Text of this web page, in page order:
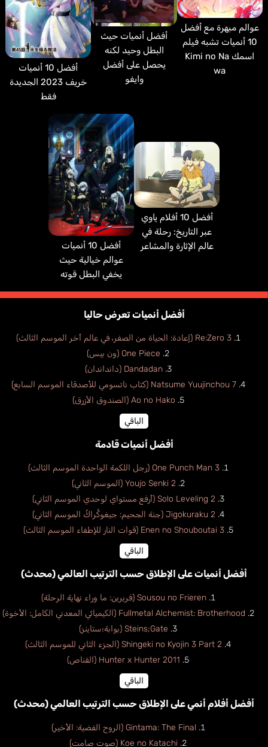
عوالم مبهرة مع أفضل
10 أنميات تشبه فيلم
اسمك Kimi no Na
wa
أفضل أنميات حيث
البطل وحيد لكنه
يحصل على أفضل
وايفو
أفضل 10 أنميات
خريف 2023 الجديدة
فقط
أفضل 10 أفلام ياوي
عبر التاريخ: رحلة في
عالم الإثارة والمشاعر
أفضل 10 أنميات
عوالم خيالية حيث
يخفي البطل قوته
أفضل أنميات تعرض حاليا
Re:Zero 3 (إعادة: الحياة من الصفر، في عالم أخر الموسم الثالث)
One Piece (ون بيس)
Dandadan (دانداندان)
Natsume Yuujinchou 7 (كتاب ناتسومي للأصدقاء الموسم السابع)
Ao no Hako (الصندوق الأزرق)
الباقي
أفضل أنميات قادمة
One Punch Man 3 (رجل اللكمة الواحدة الموسم الثالث)
Youjo Senki 2 (الموسم الثاني)
Solo Leveling 2 (أرفع مستواي لوحدي الموسم الثاني)
Jigokuraku 2 (جنة الجحيم: جيغوكُراكُ الموسم الثاني)
Enen no Shouboutai 3 (قوات النار للإطفاء الموسم الثالث)
الباقي
أفضل أنميات على الإطلاق حسب الترتيب العالمي (محدث)
Sousou no Frieren (فريرين: ما وراء نهاية الرحلة)
Fullmetal Alchemist: Brotherhood (الكيميائي المعدني الكامل: الأخوة)
Steins;Gate (بوابة؛ستاينز)
Shingeki no Kyojin 3 Part 2 (الجزء الثاني للموسم الثالث)
Hunter x Hunter 2011 (القناص)
الباقي
أفضل أفلام أنمي على الإطلاق حسب الترتيب العالمي (محدث)
Gintama: The Final (الروح الفضية: الأخير)
Koe no Katachi (صوت صامت)